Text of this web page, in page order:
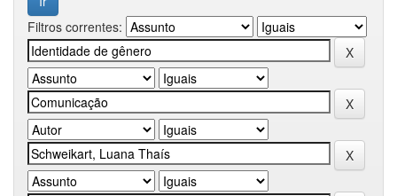
Filtros correntes: